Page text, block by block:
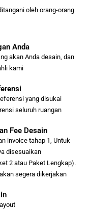
oleh orang-orang
Anda
akan Anda desain, dan
kami
yang disukai
seluruh ruangan
Fee Desain
invoice tahap 1, Untuk
disesuaikan
2 atau Paket Lengkap).
segera dikerjakan